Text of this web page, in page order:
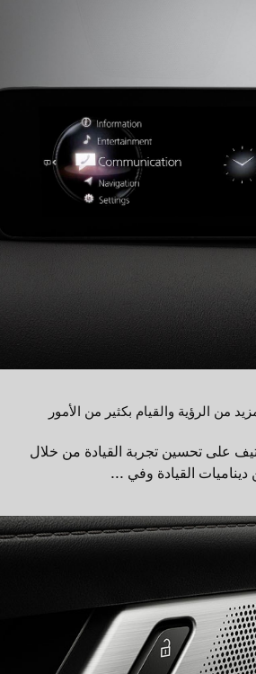
من الرؤية والقيام بكثير من الأمور
على تحسين تجربة القيادة من خلال
القيادة وفي ...